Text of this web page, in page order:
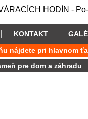
HODÍN -
KONTAKT
nájdete pri hlavnom
pre dom a záhradu